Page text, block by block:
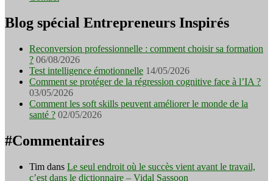
Blog spécial Entrepreneurs Inspirés
Reconversion professionnelle : comment choisir sa formation
? 06/08/2026
Test intelligence émotionnelle 14/05/2026
Comment se protéger de la régression cognitive face à l’IA ?
03/05/2026
Comment les soft skills peuvent améliorer le monde de la
santé ? 02/05/2026
#Commentaires
Tim dans Le seul endroit où le succès vient avant le travail,
c’est dans le dictionnaire – Vidal Sassoon